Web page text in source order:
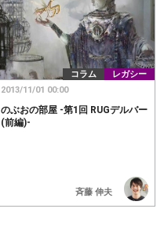
コラム レガシー
斉藤 伸夫
のぶおの部屋 -第1回 RUGデルバー
(前編)-
2013/11/01 00:00